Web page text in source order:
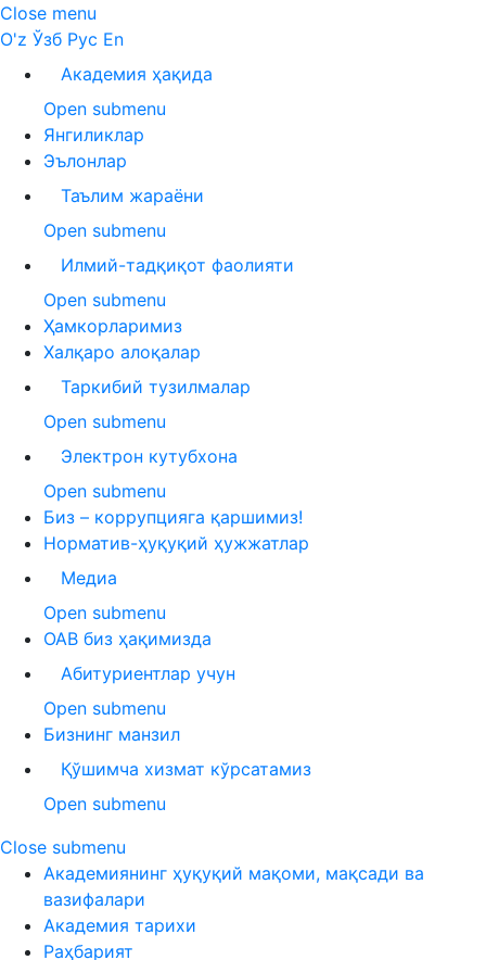
Close menu
O'z Ўзб Рус En
Академия ҳақида
Open submenu
Янгиликлар
Эълонлар
Таълим жараёни
Open submenu
Илмий-тадқиқот фаолияти
Open submenu
Ҳамкорларимиз
Халқаро алоқалар
Таркибий тузилмалар
Open submenu
Электрон кутубхона
Open submenu
Биз – коррупцияга қаршимиз!
Норматив-ҳуқуқий ҳужжатлар
Медиа
Open submenu
ОАВ биз ҳақимизда
Абитуриентлар учун
Open submenu
Бизнинг манзил
Қўшимча хизмат кўрсатамиз
Open submenu
Close submenu
Академиянинг ҳуқуқий мақоми, мақсади ва
вазифалари
Академия тарихи
Раҳбарият